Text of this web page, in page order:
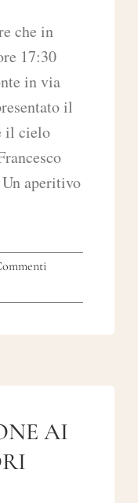
che in
17:30
in via
il
il cielo
aperitivo
AI